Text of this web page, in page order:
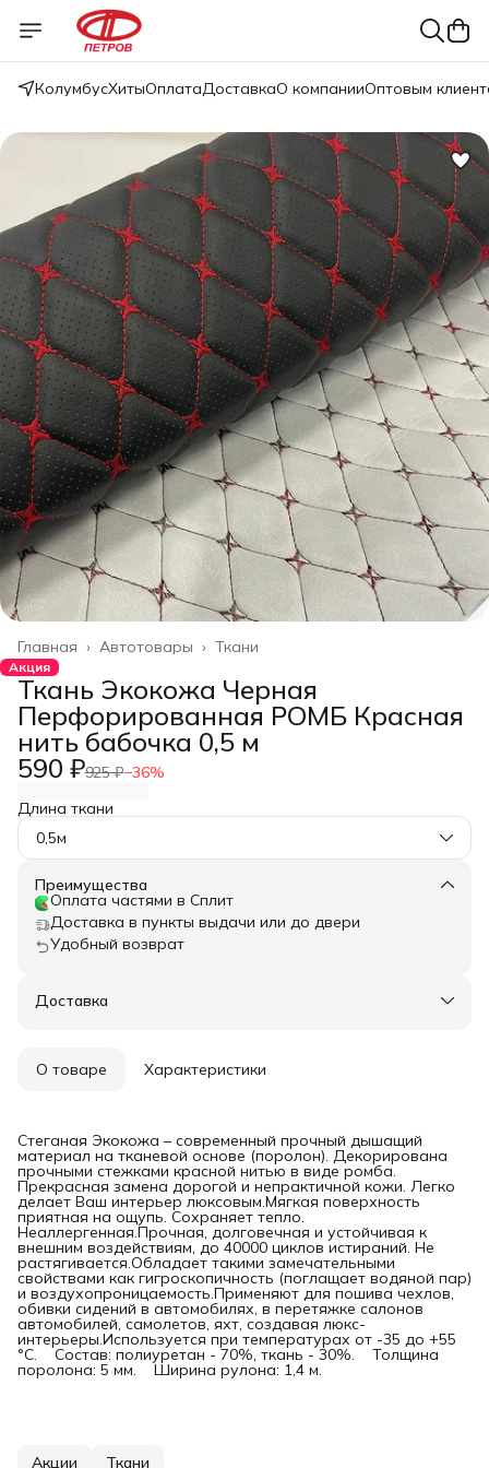
КолумбусХитыОплатаДоставкаО компанииОптовым
Ткани
Автотовары ›
Главная ›
Акция
Ткань Экокожа Черная
Перфорированная РОМБ Красная
нить бабочка 0,5 м
590 ₽925 ₽−36%
Длина ткани
0,5м
Преимущества
Оплата частями в Сплит
Доставка в пункты выдачи или до двери
Удобный возврат
Доставка
О товаре Характеристики
Стеганая Экокожа – современный прочный дышащий
материал на тканевой основе (поролон). Декорирована
прочными стежками красной нитью в виде ромба.
Прекрасная замена дорогой и непрактичной кожи. Легко
делает Ваш интерьер люксовым.Мягкая поверхность
приятная на ощупь. Сохраняет тепло.
Неаллергенная.Прочная, долговечная и устойчивая к
внешним воздействиям, до 40000 циклов истираний. Не
растягивается.Обладает такими замечательными
свойствами как гигроскопичность (поглащает водяной пар)
и воздухопроницаемость.Применяют для пошива чехлов,
обивки сидений в автомобилях, в перетяжке салонов
автомобилей, самолетов, яхт, создавая люкс-
интерьеры.Используется при температурах от -35 до +55
°С. Состав: полиуретан - 70%, ткань - 30%. Толщина
поролона: 5 мм. Ширина рулона: 1,4 м.
Акции Ткани